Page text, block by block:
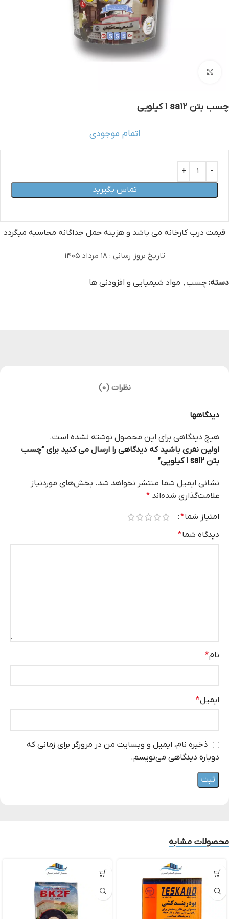
چسب بتن sa12 ١ كيلويي
اتمام موجودی
تماس بگیرید
قیمت درب کارخانه می‏ باشد و هزینه حمل جداگانه محاسبه میگردد
تاریخ بروز رسانی : ۱۸ مرداد ۱۴۰۵
دسته: چسب, مواد شیمیایی و افزودنی ها
نظرات (0)
دیدگاهها
هیچ دیدگاهی برای این محصول نوشته نشده است.
اولین نفری باشید که دیدگاهی را ارسال می کنید برای “چسب
بتن sa12 ١ كيلويي”
نشانی ایمیل شما منتشر نخواهد شد. بخش‌های موردنیاز
علامت‌گذاری شده‌اند *
امتیاز شما*
دیدگاه شما*
نام*
ایمیل*
ذخیره نام، ایمیل و وبسایت من در مرورگر برای زمانی که
دوباره دیدگاهی می‌نویسم.
محصولات مشابه